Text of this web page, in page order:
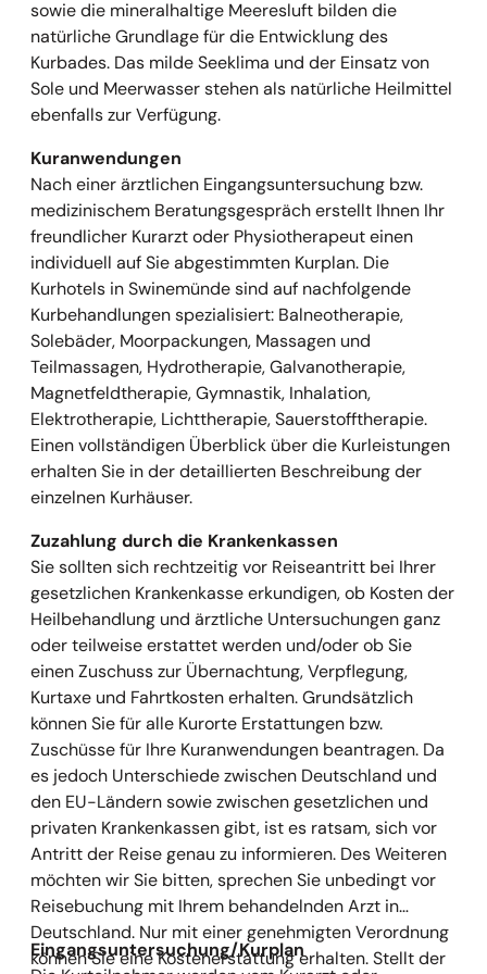
sowie die mineralhaltige Meeresluft bilden die
natürliche Grundlage für die Entwicklung des
Kurbades. Das milde Seeklima und der Einsatz von
Sole und Meerwasser stehen als natürliche Heilmittel
ebenfalls zur Verfügung.
Kuranwendungen
Nach einer ärztlichen Eingangsuntersuchung bzw.
medizinischem Beratungsgespräch erstellt Ihnen Ihr
freundlicher Kurarzt oder Physiotherapeut einen
individuell auf Sie abgestimmten Kurplan. Die
Kurhotels in Swinemünde sind auf nachfolgende
Kurbehandlungen spezialisiert: Balneotherapie,
Solebäder, Moorpackungen, Massagen und
Teilmassagen, Hydrotherapie, Galvanotherapie,
Magnetfeldtherapie, Gymnastik, Inhalation,
Elektrotherapie, Lichttherapie, Sauerstofftherapie.
Einen vollständigen Überblick über die Kurleistungen
erhalten Sie in der detaillierten Beschreibung der
einzelnen Kurhäuser.
Zuzahlung durch die Krankenkassen
Sie sollten sich rechtzeitig vor Reiseantritt bei Ihrer
gesetzlichen Krankenkasse erkundigen, ob Kosten der
Heilbehandlung und ärztliche Untersuchungen ganz
oder teilweise erstattet werden und/oder ob Sie
einen Zuschuss zur Übernachtung, Verpflegung,
Kurtaxe und Fahrtkosten erhalten. Grundsätzlich
können Sie für alle Kurorte Erstattungen bzw.
Zuschüsse für Ihre Kuranwendungen beantragen. Da
es jedoch Unterschiede zwischen Deutschland und
den EU-Ländern sowie zwischen gesetzlichen und
privaten Krankenkassen gibt, ist es ratsam, sich vor
Antritt der Reise genau zu informieren. Des Weiteren
möchten wir Sie bitten, sprechen Sie unbedingt vor
Reisebuchung mit Ihrem behandelnden Arzt in
Deutschland. Nur mit einer genehmigten Verordnung
können Sie eine Kostenerstattung erhalten. Stellt der
Eingangsuntersuchung/Kurplan